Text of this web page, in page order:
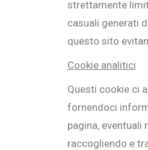
strettamente
casuali generati
questo sito
Cookie analitici
Questi cookie ci
fornendoci
pagina,
raccogliendo e